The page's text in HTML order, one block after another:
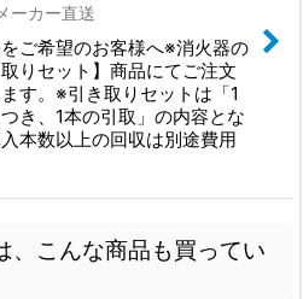
ーカー直送
ご希望のお客様へ※消火器の
りセット】商品にてご注文
す。※引き取りセットは「1
き、1本の引取」の内容とな
本数以上の回収は別途費用
、こんな商品も買ってい